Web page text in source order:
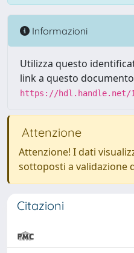
Informazioni
Utilizza questo
link a questo
https://hdl.handle.net/
Attenzione
Attenzione! I dati
sottoposti a validazione
Citazioni